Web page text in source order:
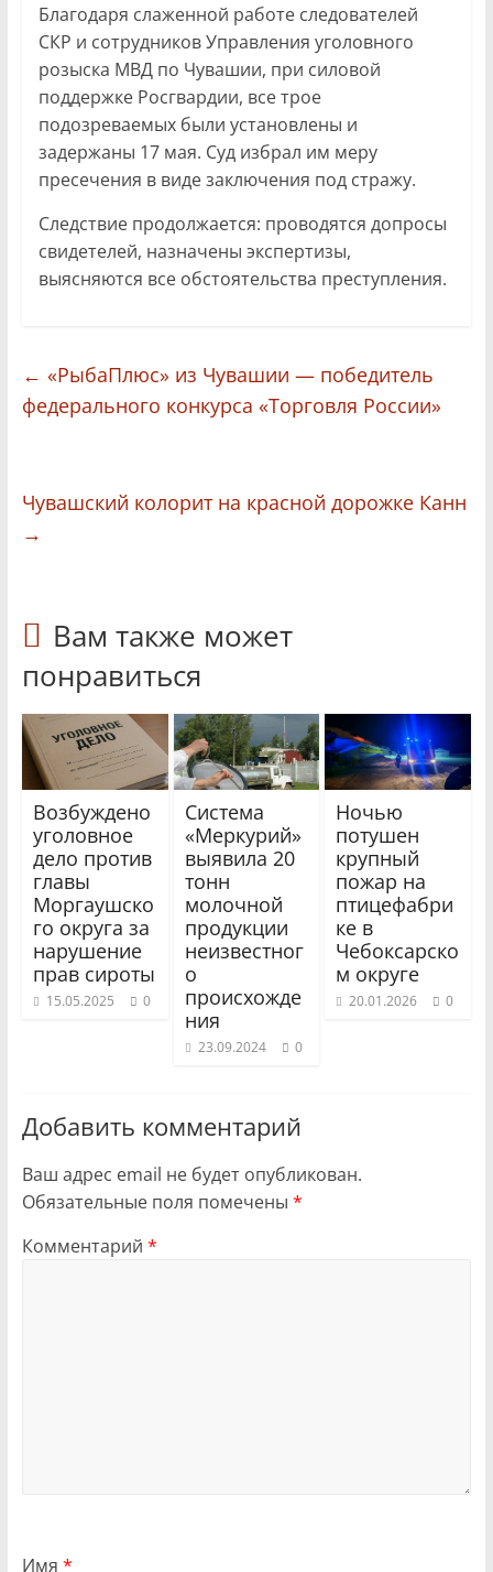
Благодаря слаженной работе следователей
СКР и сотрудников Управления уголовного
розыска МВД по Чувашии, при силовой
поддержке Росгвардии, все трое
подозреваемых были установлены и
задержаны 17 мая. Суд избрал им меру
пресечения в виде заключения под стражу.
Следствие продолжается: проводятся допросы
свидетелей, назначены экспертизы,
выясняются все обстоятельства преступления.
← «РыбаПлюс» из Чувашии — победитель
федерального конкурса «Торговля России»
Чувашский колорит на красной дорожке Канн
→
Вам также может
понравиться
Возбуждено
уголовное
дело против
главы
Моргаушско
го округа за
нарушение
прав сироты
15.05.2025 0
Система
«Меркурий»
выявила 20
тонн
молочной
продукции
неизвестног
о
происхожде
ния
23.09.2024 0
Ночью
потушен
крупный
пожар на
птицефабри
ке в
Чебоксарско
м округе
20.01.2026 0
Добавить комментарий
Ваш адрес email не будет опубликован.
Обязательные поля помечены *
Комментарий *
Имя *